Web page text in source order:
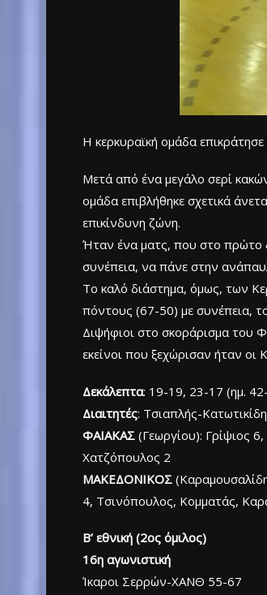
Η κερκυραϊκή ομάδα
Μετά από ένα μεγάλο σερί
ομάδα επιβλήθηκε σχετικά
επικίνδυνη ζώνη.
Ήταν ένα ματς, που στο πρώτο
συνέπεια, να πάνε στην
Το καλό διάστημα, όμως, των
πόντους (67-50) με συνέπεια,
Διψήφιοι στο σκοράρισμα του
εκείνοι που ξεχώρισαν ήταν
Δεκάλεπτα: 19-19, 23-17 (ημ.
Διαιτητές: Τσιαπλής-
ΦΑΙΑΚΑΣ (Γεωργίου): Γρίψιος
Χατζόπουλος 2
ΜΑΚΕΔΟΝΙΚΟΣ
4, Τσινόπουλος, Κομματάς,
Β’ εθνική (2ος όμιλος)
16η αγωνιστική
Ίκαροι Σερρών-ΧΑΝΘ 55-67